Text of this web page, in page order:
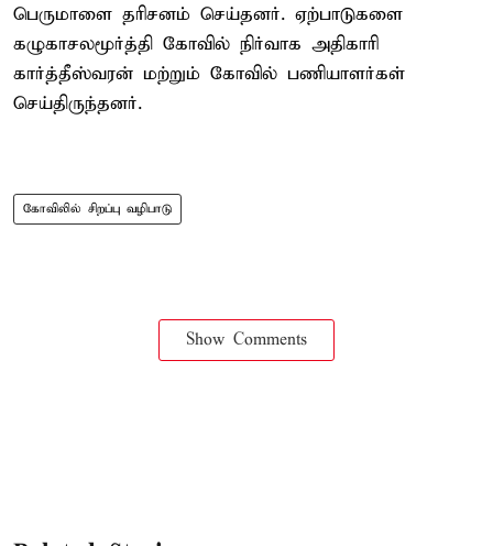
பெருமாளை தரிசனம் செய்தனர். ஏற்பாடுகளை
கழுகாசலமூர்த்தி கோவில் நிர்வாக அதிகாரி
கார்த்தீஸ்வரன் மற்றும் கோவில் பணியாளர்கள்
செய்திருந்தனர்.
கோவிலில் சிறப்பு வழிபாடு
Show Comments